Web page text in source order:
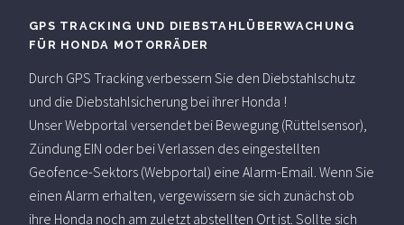
GPS TRACKING UND DIEBSTAHLÜBERWACHUNG
FÜR HONDA MOTORRÄDER
Durch GPS Tracking verbessern Sie den Diebstahlschutz
und die Diebstahlsicherung bei ihrer Honda !
Unser Webportal versendet bei Bewegung (Rüttelsensor),
Zündung EIN oder bei Verlassen des eingestellten
Geofence-Sektors (Webportal) eine Alarm-Email. Wenn Sie
einen Alarm erhalten, vergewissern sie sich zunächst ob
ihre Honda noch am zuletzt abstellten Ort ist. Sollte sich